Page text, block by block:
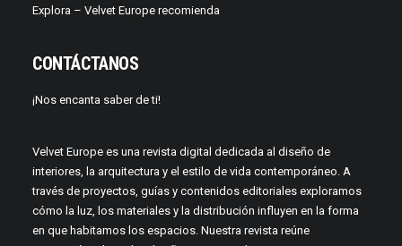
Explora – Velvet Europe recomienda
CONTÁCTANOS
¡Nos encanta saber de ti!
Velvet Europe es una revista digital dedicada al diseño de
interiores, la arquitectura y el estilo de vida contemporáneo. A
través de proyectos, guías y contenidos editoriales exploramos
cómo la luz, los materiales y la distribución influyen en la forma
en que habitamos los espacios. Nuestra revista reúne